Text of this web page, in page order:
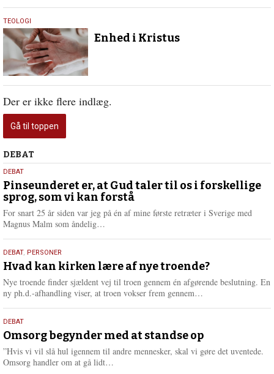
29.
juli
2022
TEOLOGI
Enhed i Kristus
Der er ikke flere indlæg.
Gå til toppen
Debat
DEBAT
5.
august
2026
DEBAT
Pinseunderet er, at Gud taler til os i forskellige
sprog, som vi kan forstå
For snart 25 år siden var jeg på én af mine første retræter i Sverige med
Magnus Malm som åndelig…
e
r
e
25.
juli
2026
DEBAT, PERSONER
Hvad kan kirken lære af nye troende?
Nye troende finder sjældent vej til troen gennem én afgørende beslutning. En
ny ph.d.-afhandling viser, at troen vokser frem gennem…
e
r
e
9.
juli
2026
DEBAT
Omsorg begynder med at standse op
”Hvis vi vil slå hul igennem til andre mennesker, skal vi gøre det uventede.
Omsorg handler om at gå lidt…